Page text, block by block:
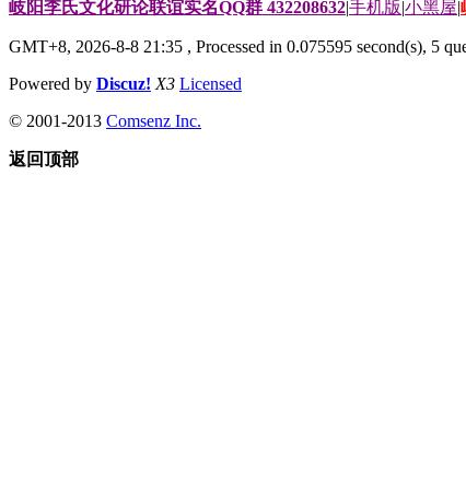
岐阳李氏文化研论联谊实名QQ群 432208632|手机版|小黑屋|
GMT+8, 2026-8-8 21:35 , Processed in 0.075595 second(s), 5
Powered by Discuz! X3 Licensed
© 2001-2013 Comsenz Inc.
返回顶部